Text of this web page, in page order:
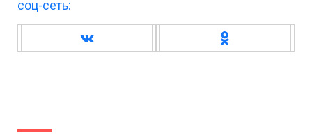
соц-сеть: